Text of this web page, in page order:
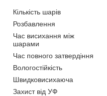
Кількість шарів
Розбавлення
Час висихання між
шарами
Час повного затвердіння
Вологостійкість
Швидковисихаюча
Захист від УФ